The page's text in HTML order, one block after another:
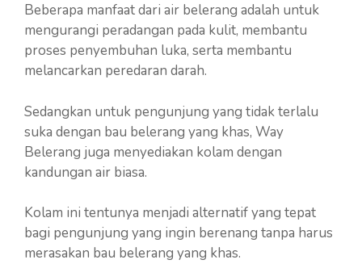
Beberapa manfaat dari air belerang adalah untuk
mengurangi peradangan pada kulit, membantu
proses penyembuhan luka, serta membantu
melancarkan peredaran darah.
Sedangkan untuk pengunjung yang tidak terlalu
suka dengan bau belerang yang khas, Way
Belerang juga menyediakan kolam dengan
kandungan air biasa.
Kolam ini tentunya menjadi alternatif yang tepat
bagi pengunjung yang ingin berenang tanpa harus
merasakan bau belerang yang khas.